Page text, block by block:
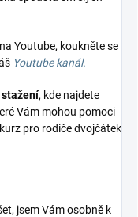
Youtube, koukněte se
Youtube kanál.
stažení, kde najdete
Vám mohou pomoci
pro rodiče dvojčátek
jsem Vám osobně k